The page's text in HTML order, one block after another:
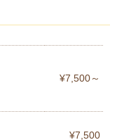
¥7,500～
¥7,500